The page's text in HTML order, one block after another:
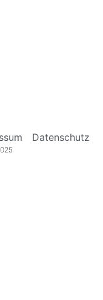
Datenschutz